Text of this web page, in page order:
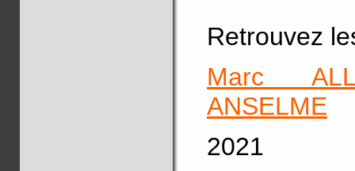
Retrouvez
Marc
ANSELME
2021